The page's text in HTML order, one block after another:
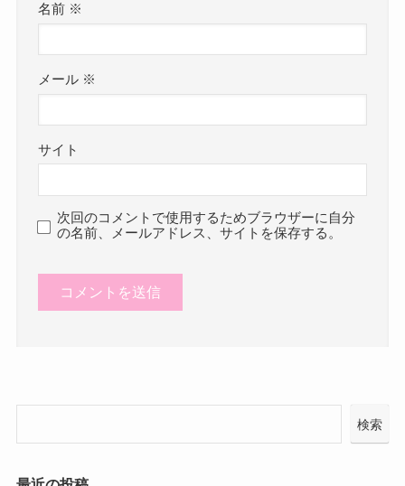
名前 ※
メール ※
サイト
次回のコメントで使用するためブラウザーに自分
の名前、メールアドレス、サイトを保存する。
検索